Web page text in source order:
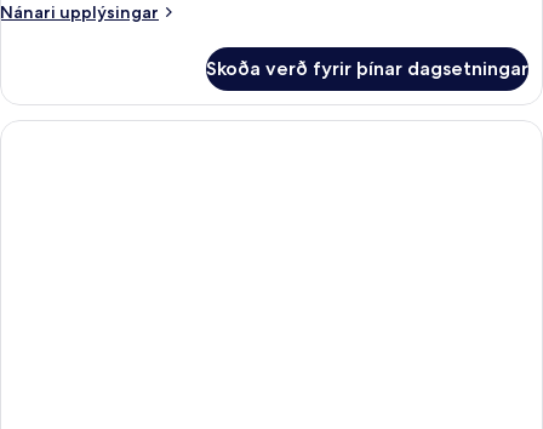
Nánari upplýsingar
Nánari
fyrir
fjóra
Skoða verð fyrir þínar dagsetningar